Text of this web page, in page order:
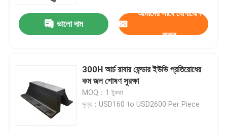
ভালো দাম
আমাদের সাথে যোগাযোগ
করুন
300H আর্চ রাবার ফেন্ডার ইউভি প্রতিরোধের
কম জল শোষণ সুরক্ষা
MOQ：1 টুকরা
মূল্য：USD160 to USD2600 Per Piece